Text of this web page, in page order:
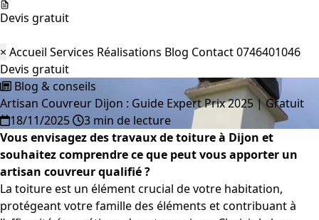
Devis gratuit
× Accueil Services Réalisations Blog Contact0746401046
Devis gratuit
Blog & conseils
Artisan Couvreur Dijon : Guide Expert Prix 2025 | Gratuit
18/11/2025
3 min de lecture
Vous envisagez des travaux de toiture à Dijon et
souhaitez comprendre ce que peut vous apporter un
artisan couvreur qualifié ?
La toiture est un élément crucial de votre habitation,
protégeant votre famille des éléments et contribuant à